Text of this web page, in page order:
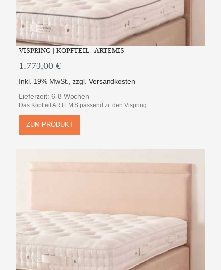
VISPRING | KOPFTEIL | ARTEMIS
1.770,00 €
Inkl. 19% MwSt. ,zzgl.Versandkosten
Lieferzeit: 6-8 Wochen
Das Kopfteil ARTEMIS passend zu den Vispring ...
ZUM PRODUKT